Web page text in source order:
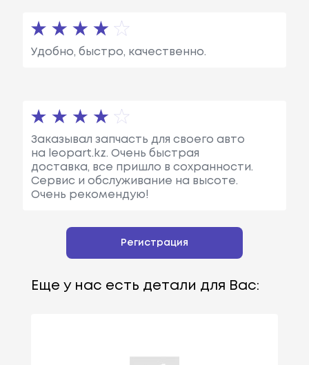
Удобно, быстро, качественно.
Заказывал запчасть для своего авто
на leopart.kz. Очень быстрая
доставка, все пришло в сохранности.
Сервис и обслуживание на высоте.
Очень рекомендую!
Регистрация
Еще у нас есть детали для Вас: